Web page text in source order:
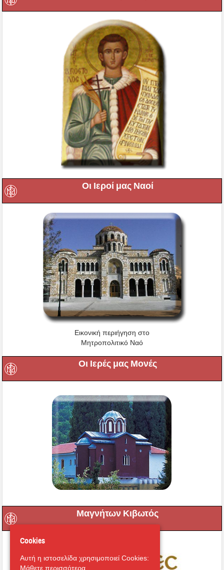
Οι Ιεροί μας Ναοί
Εικονική περιήγηση στο
Μητροπολιτικό Ναό
Οι Ιερές μας Μονές
Μαγνήτων Κιβωτός
Cookies
Αυτή η ιστοσελίδα χρησιμοποιεί Cookies:
Μάθετε περισσότερα